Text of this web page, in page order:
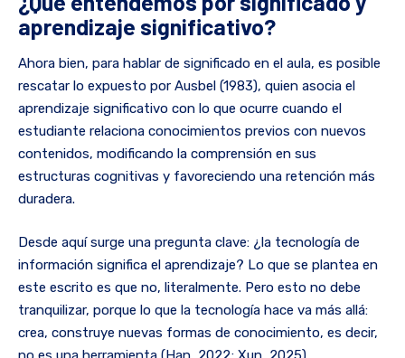
aprendizaje significativo?
Ahora bien, para hablar de significado en el aula, es posible
rescatar lo expuesto por Ausbel (1983), quien asocia el
aprendizaje significativo con lo que ocurre cuando el
estudiante relaciona conocimientos previos con nuevos
contenidos, modificando la comprensión en sus
estructuras cognitivas y favoreciendo una retención más
duradera.
Desde aquí surge una pregunta clave: ¿la tecnología de
información significa el aprendizaje? Lo que se plantea en
este escrito es que no, literalmente. Pero esto no debe
tranquilizar, porque lo que la tecnología hace va más allá:
crea, construye nuevas formas de conocimiento, es decir,